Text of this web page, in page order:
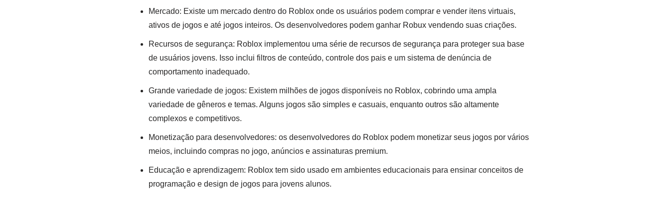
Mercado: Existe um mercado dentro do Roblox onde os usuários podem comprar e vender itens virtuais,
ativos de jogos e até jogos inteiros. Os desenvolvedores podem ganhar Robux vendendo suas criações.
Recursos de segurança: Roblox implementou uma série de recursos de segurança para proteger sua base
de usuários jovens. Isso inclui filtros de conteúdo, controle dos pais e um sistema de denúncia de
comportamento inadequado.
Grande variedade de jogos: Existem milhões de jogos disponíveis no Roblox, cobrindo uma ampla
variedade de gêneros e temas. Alguns jogos são simples e casuais, enquanto outros são altamente
complexos e competitivos.
Monetização para desenvolvedores: os desenvolvedores do Roblox podem monetizar seus jogos por vários
meios, incluindo compras no jogo, anúncios e assinaturas premium.
Educação e aprendizagem: Roblox tem sido usado em ambientes educacionais para ensinar conceitos de
programação e design de jogos para jovens alunos.